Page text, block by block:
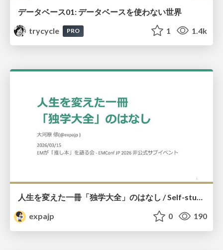
データベース01: データベースを使わない世界
trycycle
PRO 1 1.4k
人生を変えた一冊「独学大全」のはなし / Self-study ENCYCLOPEDIA: The Book Which Change My Life #独学大全 #EM推し本
expajp
0 190